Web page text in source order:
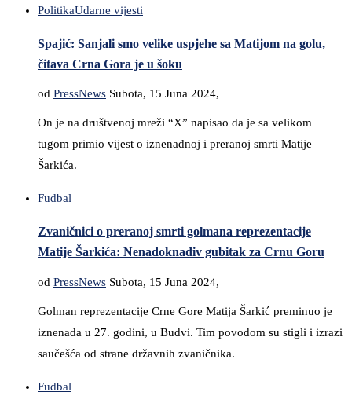
PolitikaUdarne vijesti
Spajić: Sanjali smo velike uspjehe sa Matijom na golu,
čitava Crna Gora je u šoku
od PressNews Subota, 15 Juna 2024,
On je na društvenoj mreži “X” napisao da je sa velikom
tugom primio vijest o iznenadnoj i preranoj smrti Matije
Šarkića.
Fudbal
Zvaničnici o preranoj smrti golmana reprezentacije
Matije Šarkića: Nenadoknadiv gubitak za Crnu Goru
od PressNews Subota, 15 Juna 2024,
Golman reprezentacije Crne Gore Matija Šarkić preminuo je
iznenada u 27. godini, u Budvi. Tim povodom su stigli i izrazi
saučešća od strane državnih zvaničnika.
Fudbal